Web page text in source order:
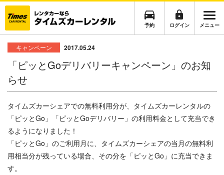
予約 ログイン メニュー
キャンペーン 2017.05.24
「ピッとGoデリバリーキャンペーン」のお知
らせ
タイムズカーシェアでの無料利用分が、タイムズカーレンタルの
「ピッとGo」「ピッとGoデリバリー」の利用料金として充当でき
るようになりました！
「ピッとGo」のご利用月に、 タイムズカーシェアの当月の無料利
用相当分が残っている場合、その分を 「ピッとGo」に充当できま
す。